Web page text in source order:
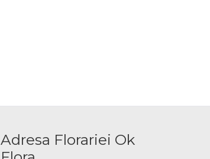
Adresa Florariei Ok